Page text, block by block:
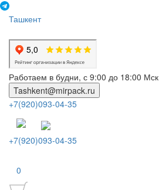
Ташкент
Работаем в будни, с 9:00 до 18:00 Мск
Tashkent@mirpack.ru
+7(920)093-04-35
+7(920)093-04-35
0